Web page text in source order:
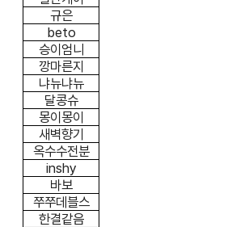
규은
beto
승이엄니
깡마른지
냐뉴냐뉴
달콩슈
몽이몽이
새벽향기
옥수수전분
inshy
바보
쭈쭈데블스
한결같음